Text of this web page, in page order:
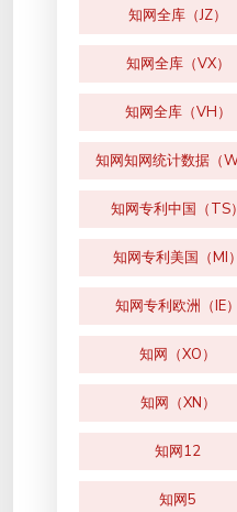
知网全库（JZ）
知网全库（VX）
知网全库（VH）
知网专利中国（TS）
知网专利美国（MI）
知网专利欧洲（IE）
知网（XO）
知网（XN）
知网12
知网5